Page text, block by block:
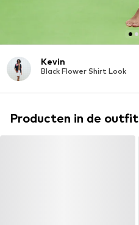
Kevin
Black Flower Shirt Look
Producten in de outfit